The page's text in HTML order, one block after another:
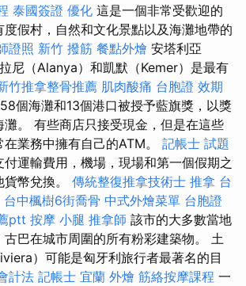
泰國簽證 優化 這是一個非常受歡迎的
假村，自然和文化景點以及海灘地帶的
證照 新竹 撥筋 餐點外燴 安塔利亞
尼（Alanya）和凱默（Kemer）是最有
竹推拿整骨推薦 肌肉酸痛 台胞證 效期
個海灘和13個港口被授予藍旗獎，以獎
灘。 有些商店只接受現金，但是在這些
業務中擁有自己的ATM。 記帳士 試題
運輸費用，機場，現場和第一個假期之
幣兌換。 傳統整復推拿技術士 推拿 台
台中楓樹6街喬骨 中式外燴菜單 台胞證
ptt 按摩 小腿 推拿師 該市的大多數當地
古巴在城市周圍的所有粉彩建築物。 土
）可能是匈牙利旅行者最著名的目
計法 記帳士 宜蘭 外燴 筋絡按摩課程 一